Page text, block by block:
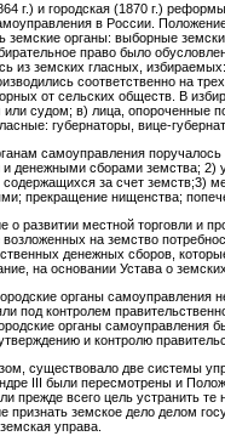
г.) и городская (1870 г.)
в России.
земские органы: выборные
право было
из земских гласных,
со­ответственно на
от сельских обществ. В
или судом; в) лица, опороченные
губер­наторы, вице-
самоуправления
и денежными сбо­рами земства; 2)
за счет земств;3)
прекращение нищенства;
о развитии местной торговли и
на земство
денежных сборов,
на осно­вании Устава о
органы самоуправления
под контролем
органы само­управления
и контролю
существовало две системы
III были пересмотрены и
прежде всего цель устранить
признать земское дело делом
управа.